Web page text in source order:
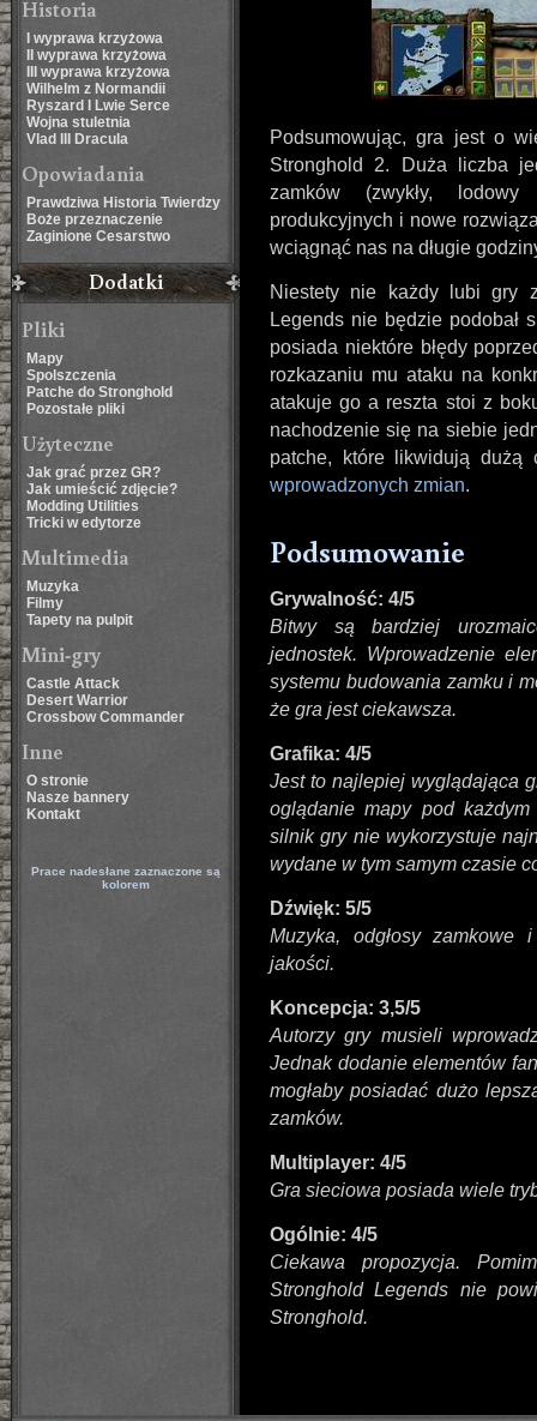
Historia
I wyprawa krzyżowa
II wyprawa krzyżowa
III wyprawa krzyżowa
Wilhelm z Normandii
Ryszard I Lwie Serce
Wojna stuletnia
Vlad III Dracula
Opowiadania
Prawdziwa Historia Twierdzy
Boże przeznaczenie
Zaginione Cesarstwo
Dodatki
Pliki
Mapy
Spolszczenia
Patche do Stronghold
Pozostałe pliki
Użyteczne
Jak grać przez GR?
Jak umieścić zdjęcie?
Modding Utilities
Tricki w edytorze
Multimedia
Muzyka
Filmy
Tapety na pulpit
Mini-gry
Castle Attack
Desert Warrior
Crossbow Commander
Inne
O stronie
Nasze bannery
Kontakt
Prace nadesłane zaznaczone są
kolorem
Podsumowując, gra jest o
Stronghold 2. Duża liczba
zamków (zwykły,
produkcyjnych i nowe
wciągnąć nas na długie
Niestety nie każdy lubi gry
Legends nie będzie podobał
posiada niektóre błędy
rozkazaniu mu ataku na
atakuje go a reszta stoi z
nachodzenie się na siebie
patche, które likwidują dużą
wprowadzonych zmian.
Podsumowanie
Grywalność: 4/5
Bitwy są bardziej
jednostek. Wprowadzenie
systemu budowania zamku i
że gra jest ciekawsza.
Grafika: 4/5
Jest to najlepiej wyglądająca
oglądanie mapy pod
silnik gry nie wykorzystuje
wydane w tym samym czasie
Dźwięk: 5/5
Muzyka, odgłosy
jakości.
Koncepcja: 3,5/5
Autorzy gry musieli
Jednak dodanie elementów
mogłaby posiadać dużo
zamków.
Multiplayer: 4/5
Gra sieciowa posiada wiele
Ogólnie: 4/5
Ciekawa propozycja.
Stronghold Legends nie
Stronghold.